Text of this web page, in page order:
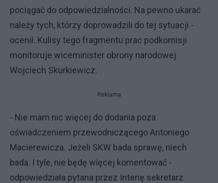
pociągać do odpowiedzialności. Na pewno ukarać
należy tych, którzy doprowadzili do tej sytuacji -
ocenił. Kulisy tego fragmentu prac podkomisji
monitoruje wiceminister obrony narodowej
Wojciech Skurkiewicz.
Reklama
- Nie mam nic więcej do dodania poza
oświadczeniem przewodniczącego Antoniego
Macierewicza. Jeżeli SKW bada sprawę, niech
bada. I tyle, nie będę więcej komentować -
odpowiedziała pytana przez Interię sekretarz